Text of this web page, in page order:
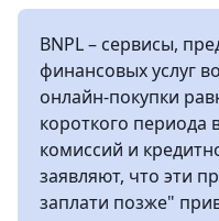
BNPL – сервисы,
финансовых услуг
онлайн-покупки
короткого периода
комиссий и
заявляют, что эти
заплати позже"